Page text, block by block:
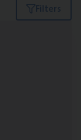
Filters